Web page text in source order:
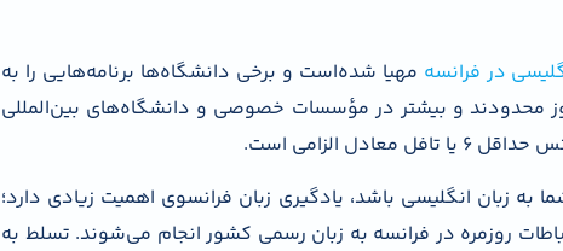
در فرانسه مهیا شده‌است و برخی دانشگاه‌ها برنامه‌هایی را به
محدودند و بیشتر در مؤسسات خصوصی و دانشگاه‌های بین‌المللی
الزامی است.
زبان انگلیسی باشد، یادگیری زبان فرانسوی اهمیت زیادی دارد؛
روزمره در فرانسه به زبان رسمی کشور انجام می‌شوند. تسلط به